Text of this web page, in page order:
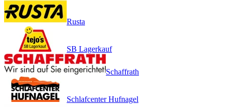
Rusta
SB Lagerkauf
Schaffrath
Schlafcenter Hufnagel